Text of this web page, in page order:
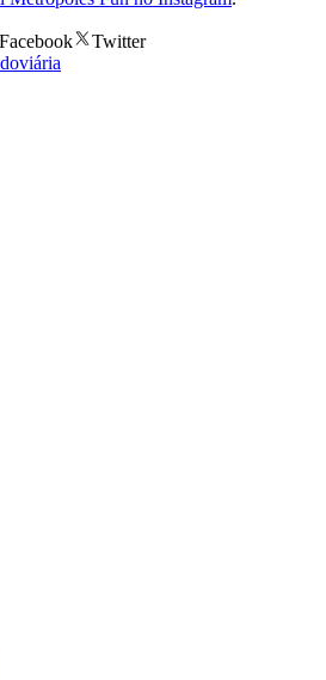
Facebook
Twitter